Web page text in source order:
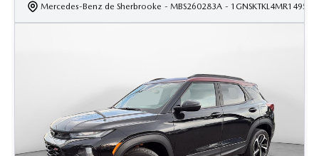
Mercedes-Benz de Sherbrooke - MBS260283A - 1GNSKTKL4MR149533